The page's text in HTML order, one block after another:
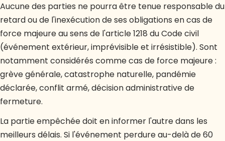
Aucune des parties ne pourra être tenue responsable du
retard ou de l'inexécution de ses obligations en cas de
force majeure au sens de l'article 1218 du Code civil
(événement extérieur, imprévisible et irrésistible). Sont
notamment considérés comme cas de force majeure :
grève générale, catastrophe naturelle, pandémie
déclarée, conflit armé, décision administrative de
fermeture.
La partie empêchée doit en informer l'autre dans les
meilleurs délais. Si l'événement perdure au-delà de 60